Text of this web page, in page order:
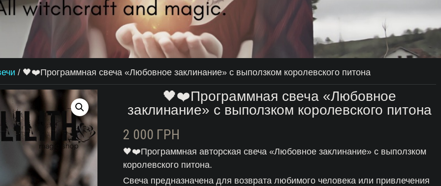
/ 🖤❤️Программная свеча «Любовное заклинание» с выползком королевского питона
🖤❤️Программная свеча «Любовное
заклинание» с выползком королевского питона
2 000 ГРН
🖤❤️Программная авторская свеча «Любовное заклинание» с выползком
королевского питона.
Свеча предназначена для возврата любимого человека или привлечения